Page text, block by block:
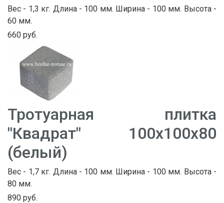
Вес - 1,3 кг. Длина - 100 мм. Ширина - 100 мм. Высота -
60 мм.
660 руб.
Тротуарная плитка
"Квадрат" 100х100х80
(белый)
Вес - 1,7 кг. Длина - 100 мм. Ширина - 100 мм. Высота -
80 мм.
890 руб.